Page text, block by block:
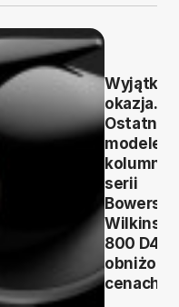
okazja.
Ostatnie
modele
kolumn
serii
Bowers &
Wilkins
800 D4 w
cenach